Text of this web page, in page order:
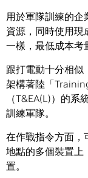
用於軍隊訓練的企
資源，同時使用現
一樣，最低成本考
跟打電動十分相似
架構著陸「
（T&EA(L)）的
訓練軍隊。
在作戰指令方面，
地點的多個裝置上
置。